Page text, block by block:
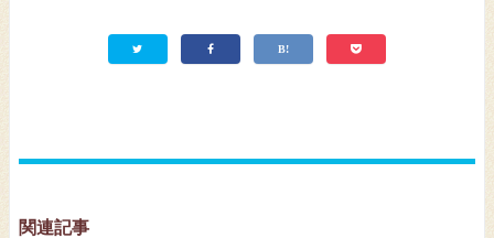
関連記事